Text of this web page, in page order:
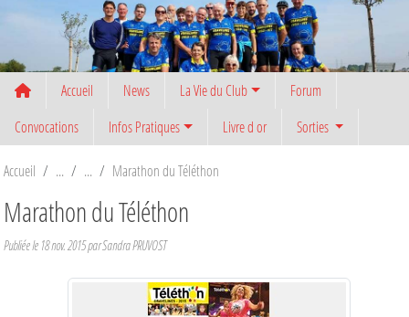
Accueil News La Vie du Club
Forum
Convocations
Infos Pratiques Livre d or Sorties
Accueil Marathon du Téléthon
Marathon du Téléthon
Publiée le 18 nov. 2015parSandra PRUVOST
Panneau de gestion des cookies